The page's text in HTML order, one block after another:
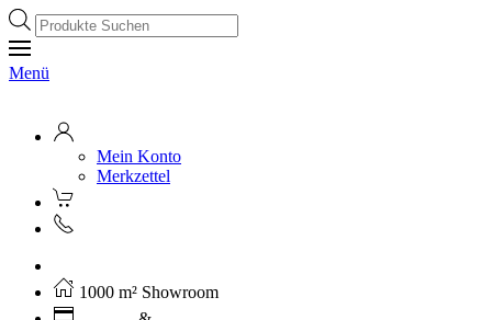
Products
search
Menü
Mein Konto
Merkzettel
1000 m² Showroom